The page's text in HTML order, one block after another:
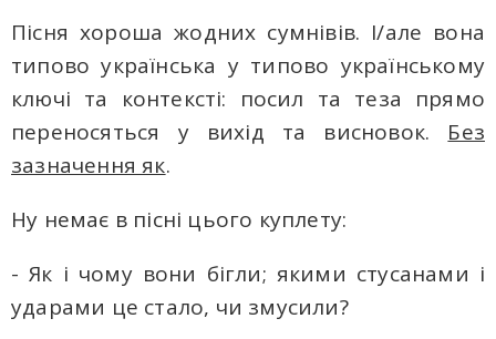
Пісня хороша жодних сумнівів. І/але вона
типово українська у типово українському
ключі та контексті: посил та теза прямо
переносяться у вихід та висновок. Без
зазначення як.
Ну немає в пісні цього куплету:
- Як і чому вони бігли; якими стусанами і
ударами це стало, чи змусили?